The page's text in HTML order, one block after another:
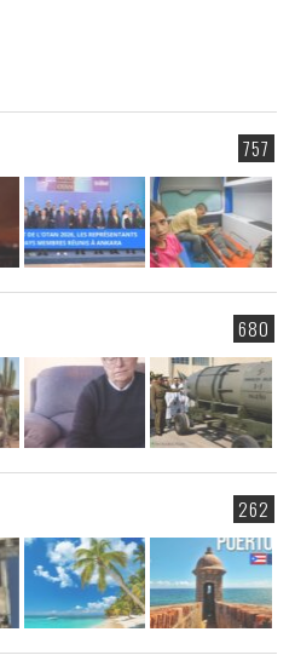
757
680
262